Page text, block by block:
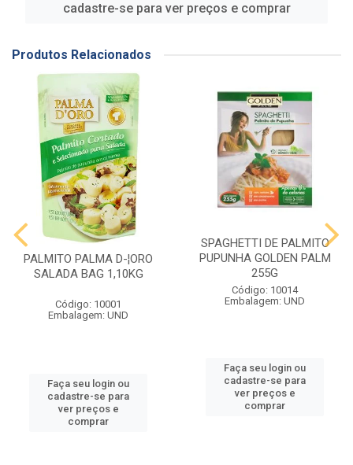
cadastre-se para ver preços e comprar
Produtos Relacionados
PALMITO PALMA D-¦ORO
SALADA BAG 1,10KG
Código: 10001
Embalagem: UND
Faça seu login ou
cadastre-se para
ver preços e
comprar
SPAGHETTI DE PALMITO
PUPUNHA GOLDEN PALM
255G
Código: 10014
Embalagem: UND
Faça seu login ou
cadastre-se para
ver preços e
comprar